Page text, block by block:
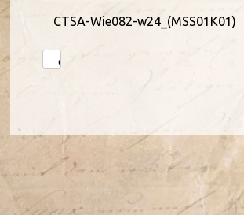
CTSA-Wie082-w24_(MSS01K01)